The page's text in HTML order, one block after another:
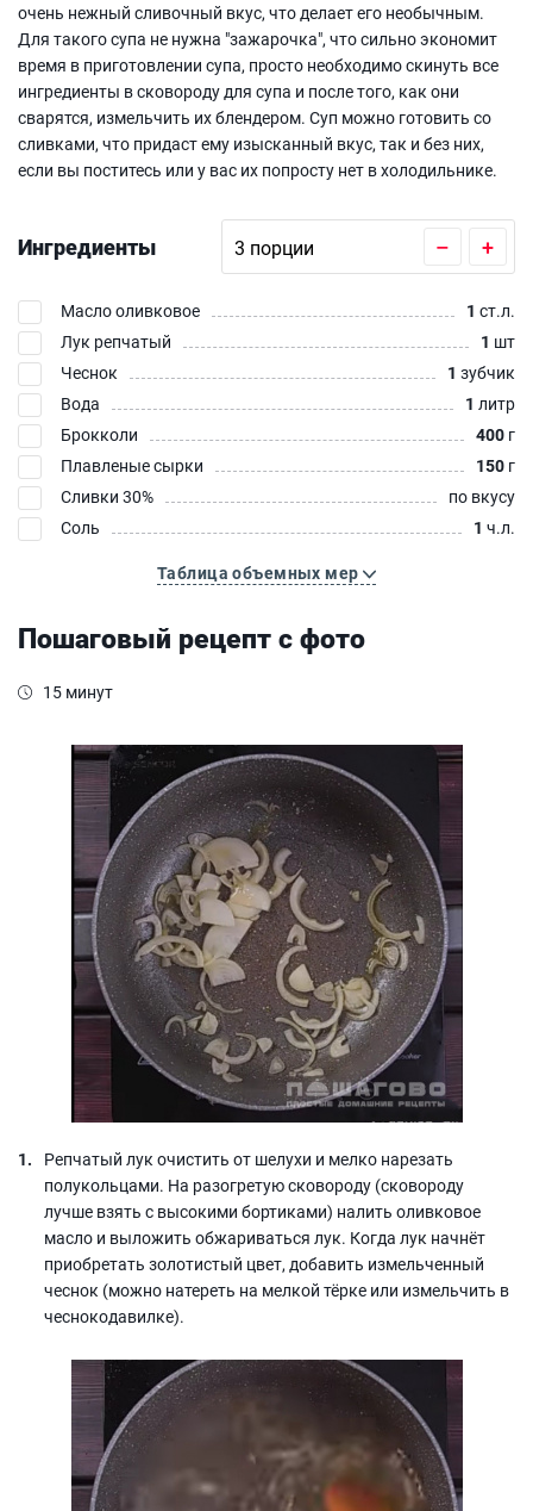
очень нежный сливочный вкус, что делает его необычным.
Для такого супа не нужна "зажарочка", что сильно экономит
время в приготовлении супа, просто необходимо скинуть все
ингредиенты в сковороду для супа и после того, как они
сварятся, измельчить их блендером. Суп можно готовить со
сливками, что придаст ему изысканный вкус, так и без них,
если вы поститесь или у вас их попросту нет в холодильнике.
Ингредиенты – +
Масло оливковое 1 ст.л.
Лук репчатый
1 шт
Чеснок
1 зубчик
Вода
1 литр
Брокколи
400 г
Плавленые сырки
150 г
Сливки 30%
по вкусу
Соль
1 ч.л.
Таблица объемных мер
Пошаговый рецепт с фото
15 минут
Репчатый лук очистить от шелухи и мелко нарезать
полукольцами. На разогретую сковороду (сковороду
лучше взять с высокими бортиками) налить оливковое
масло и выложить обжариваться лук. Когда лук начнёт
приобретать золотистый цвет, добавить измельченный
чеснок (можно натереть на мелкой тёрке или измельчить в
чеснокодавилке).